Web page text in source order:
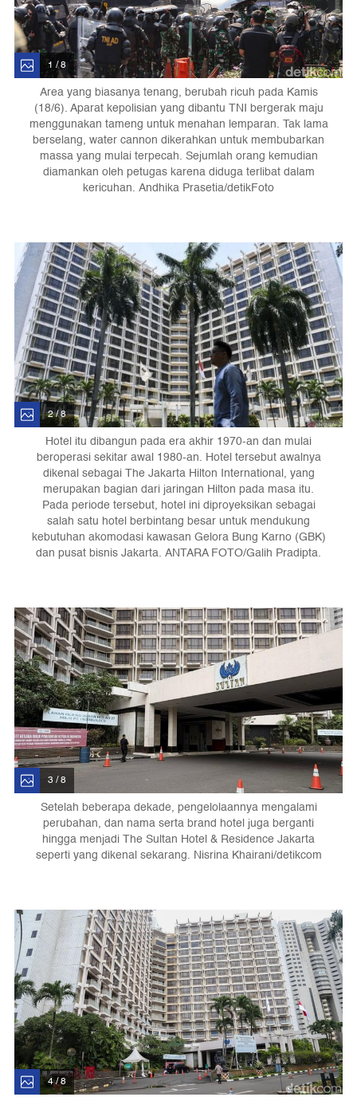
1 / 8
Area yang biasanya tenang, berubah ricuh pada Kamis
(18/6). Aparat kepolisian yang dibantu TNI bergerak maju
menggunakan tameng untuk menahan lemparan. Tak lama
berselang, water cannon dikerahkan untuk membubarkan
massa yang mulai terpecah. Sejumlah orang kemudian
diamankan oleh petugas karena diduga terlibat dalam
kericuhan. Andhika Prasetia/detikFoto
2 / 8
Hotel itu dibangun pada era akhir 1970-an dan mulai
beroperasi sekitar awal 1980-an. Hotel tersebut awalnya
dikenal sebagai The Jakarta Hilton International, yang
merupakan bagian dari jaringan Hilton pada masa itu.
Pada periode tersebut, hotel ini diproyeksikan sebagai
salah satu hotel berbintang besar untuk mendukung
kebutuhan akomodasi kawasan Gelora Bung Karno (GBK)
dan pusat bisnis Jakarta. ANTARA FOTO/Galih Pradipta.
3 / 8
Setelah beberapa dekade, pengelolaannya mengalami
perubahan, dan nama serta brand hotel juga berganti
hingga menjadi The Sultan Hotel & Residence Jakarta
seperti yang dikenal sekarang. Nisrina Khairani/detikcom
4 / 8